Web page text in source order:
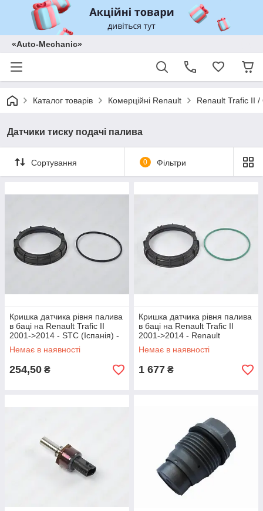
«Auto-Mechanic»
Каталог товарів Комерційні Renault Renault Trafic II
Датчики тиску подачі палива
Сортування 0 Фільтри
Кришка датчика рівня палива
в баці на Renault Trafic II
2001->2014 - STC (Іспанія) -
T403876
Немає в наявності
254,50 ₴
Кришка датчика рівня палива
в баці на Renault Trafic II
2001->2014 - Renault
(Оригінал) - 7701207449
Немає в наявності
1 677 ₴